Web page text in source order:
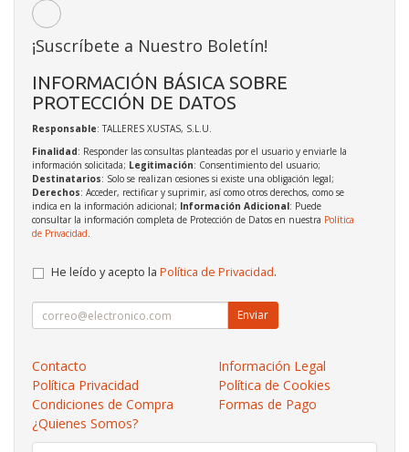
¡Suscríbete a Nuestro Boletín!
INFORMACIÓN BÁSICA SOBRE
PROTECCIÓN DE DATOS
Responsable: TALLERES XUSTAS, S.L.U.
Finalidad: Responder las consultas planteadas por el usuario y enviarle la
información solicitada; Legitimación: Consentimiento del usuario;
Destinatarios: Solo se realizan cesiones si existe una obligación legal;
Derechos: Acceder, rectificar y suprimir, así como otros derechos, como se
indica en la información adicional; Información Adicional: Puede
consultar la información completa de Protección de Datos en nuestra Política
de Privacidad.
He leído y acepto la Política de Privacidad.
Enviar
Contacto
Información Legal
Política Privacidad
Política de Cookies
Condiciones de Compra
Formas de Pago
¿Quienes Somos?